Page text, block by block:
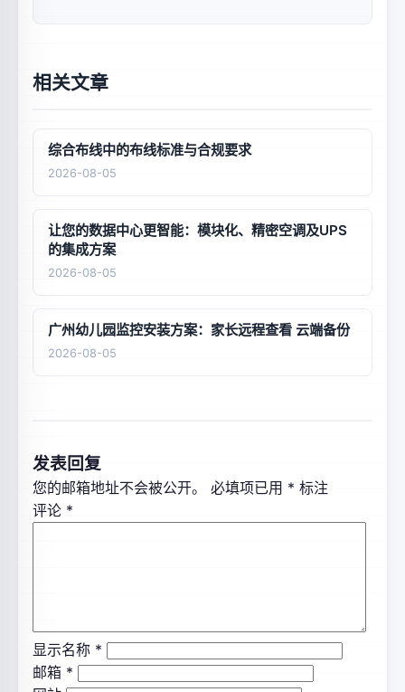
相关文章
综合布线中的布线标准与合规要求
2026-08-05
让您的数据中心更智能：模块化、精密空调及UPS
的集成方案
2026-08-05
广州幼儿园监控安装方案：家长远程查看 云端备份
2026-08-05
发表回复
您的邮箱地址不会被公开。 必填项已用 * 标注
评论 *
显示名称 *
邮箱 *